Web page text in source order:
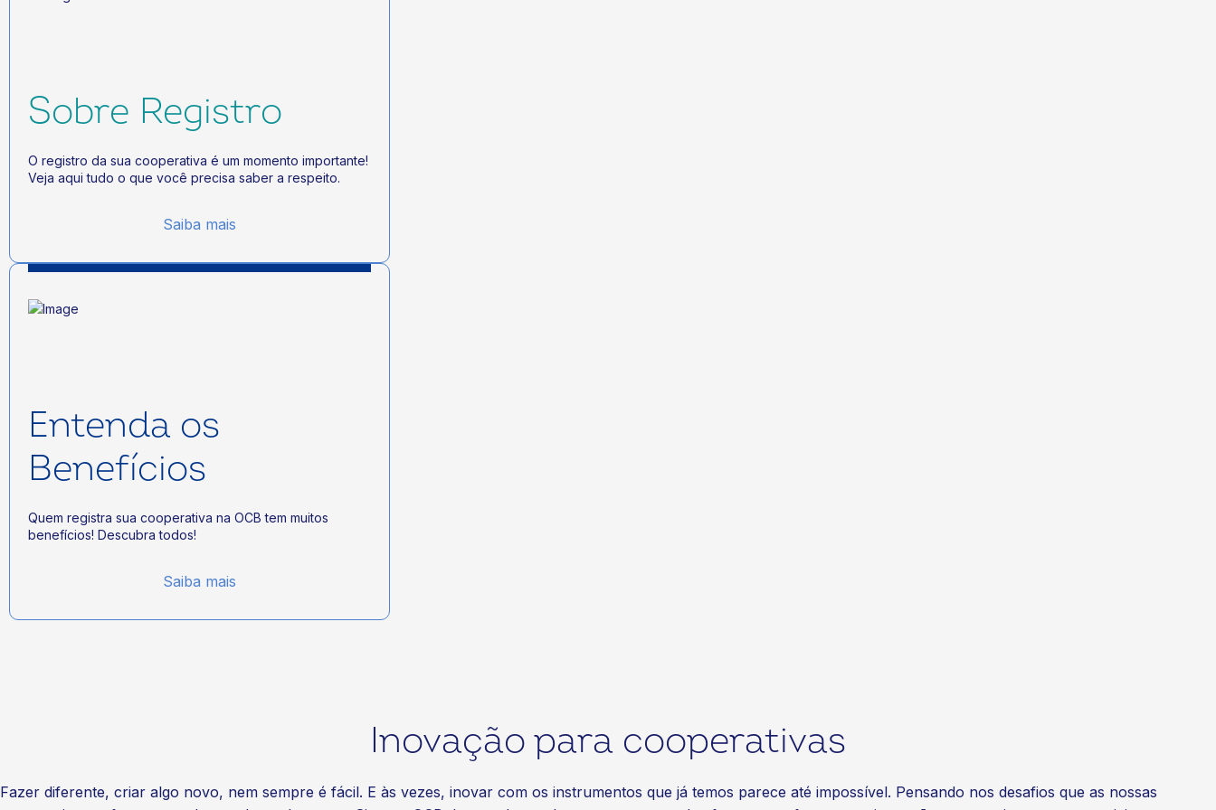
Sobre Registro
O registro da sua cooperativa é um momento importante!
Veja aqui tudo o que você precisa saber a respeito.
Saiba mais
Entenda os
Benefícios
Quem registra sua cooperativa na OCB tem muitos
benefícios! Descubra todos!
Saiba mais
Inovação para cooperativas
Fazer diferente, criar algo novo, nem sempre é fácil. E às vezes, inovar com os instrumentos que já temos parece até impossível. Pensando nos desafios que as nossas